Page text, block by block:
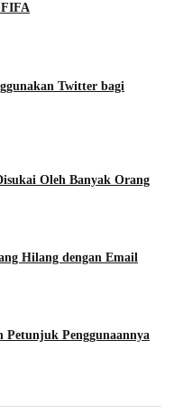
Twitter bagi
Oleh Banyak Orang
Hilang dengan Email
Petunjuk Penggunaannya